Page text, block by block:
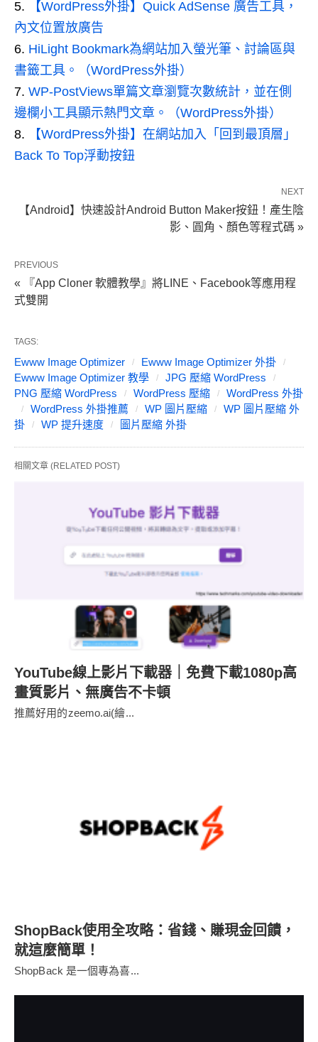
【WordPress外掛】Quick AdSense 廣告工具，
內文位置放廣告
HiLight Bookmark為網站加入螢光筆、討論區與
書籤工具。（WordPress外掛）
WP-PostViews單篇文章瀏覽次數統計，並在側
邊欄小工具顯示熱門文章。（WordPress外掛）
【WordPress外掛】在網站加入「回到最頂層」
Back To Top浮動按鈕
NEXT
【Android】快速設計Android Button Maker按鈕！產生陰
影、圓角、顏色等程式碼 »
PREVIOUS
« 『App Cloner 軟體教學』將LINE、Facebook等應用程
式雙開
TAGS:
Ewww Image Optimizer
Ewww Image Optimizer 外掛
Ewww Image Optimizer 教學
JPG 壓縮 WordPress
PNG 壓縮 WordPress
WordPress 壓縮
WordPress 外掛
WordPress 外掛推薦
WP 圖片壓縮
WP 圖片壓縮 外
掛
WP 提升速度 圖片壓縮 外掛
相關文章 (RELATED POST)
YouTube線上影片下載器｜免費下載1080p高
畫質影片、無廣告不卡頓
推薦好用的zeemo.ai(繪...
ShopBack使用全攻略：省錢、賺現金回饋，
就這麼簡單！
ShopBack 是一個專為喜...